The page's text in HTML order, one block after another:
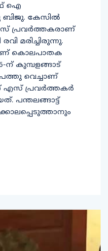
ഐ
ബിജു. കേസില്‍
മരിച്ചിരുന്നു.
കൊലപാതക
ന് കുമ്പളങ്ങാട്
വെച്ചാണ്
പ്രവര്‍ത്തകര്‍
പന്തലങ്ങാട്ട്